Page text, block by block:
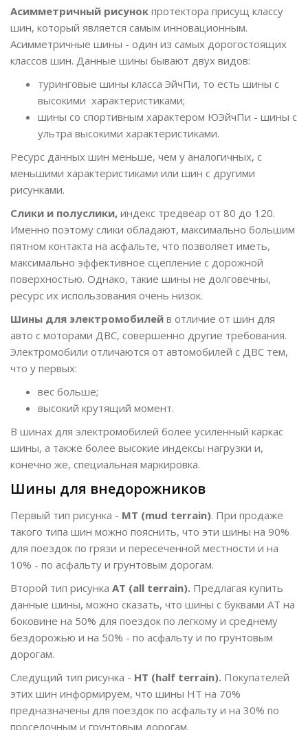
Асимметричный рисунок протектора присущ классу
шин, который является самым инновационным.
Асимметричные шины - один из самых дорогостоящих
классов шин. Данные шины бывают двух видов:
туринговые шины класса ЭйчПи, то есть шины с
высокими характеристиками;
шины со спортивным характером ЮЭйчПи - шины с
ультра высокими характеристиками.
Ресурс данных шин меньше, чем у аналогичных, с
меньшими характеристиками или шин с другими
рисунками.
Слики и полуслики, индекс тредвеар от 80 до 120.
Именно поэтому слики обладают, максимально большим
пятном контакта на асфальте, что позволяет иметь,
максимально эффективное сцепление с дорожной
поверхностью. Однако, такие шины не долговечны,
ресурс их использования очень низок.
Шины для электромобилей в отличие от шин для
авто с моторами ДВС, совершенно другие требования.
Электромобили отличаются от автомобилей с ДВС тем,
что у первых:
вес больше;
высокий крутящий момент.
В шинах для электромобилей более усиленный каркас
шины, а также более высокие индексы нагрузки и,
конечно же, специальная маркировка.
Шины для внедорожников
Первый тип рисунка - MT (mud terrain). При продаже
такого типа шин можно пояснить, что эти шины на 90%
для поездок по грязи и пересеченной местности и на
10% - по асфальту и грунтовым дорогам.
Второй тип рисунка AT (all terrain). Предлагая купить
данные шины, можно сказать, что шины с буквами АТ на
боковине на 50% для поездок по легкому и среднему
бездорожью и на 50% - по асфальту и по грунтовым
дорогам.
Следущий тип рисунка - HT (half terrain). Покупателей
этих шин информируем, что шины НТ на 70%
предназначены для поездок по асфальту и на 30% по
проселочным и грунтовым дорогам.